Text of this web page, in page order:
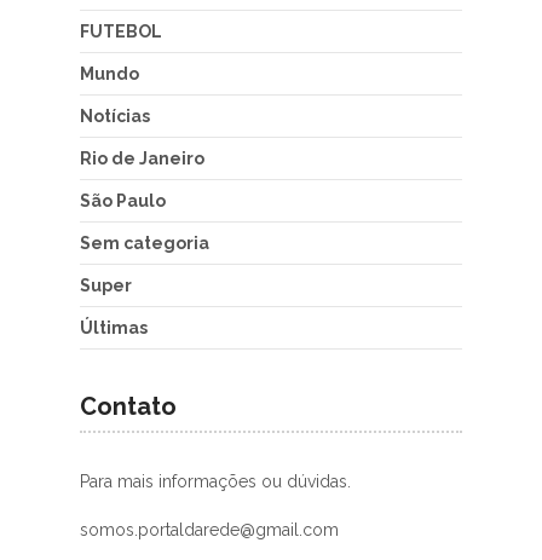
FUTEBOL
Mundo
Notícias
Rio de Janeiro
São Paulo
Sem categoria
Super
Últimas
Contato
Para mais informações ou dúvidas.
somos.portaldarede@gmail.com